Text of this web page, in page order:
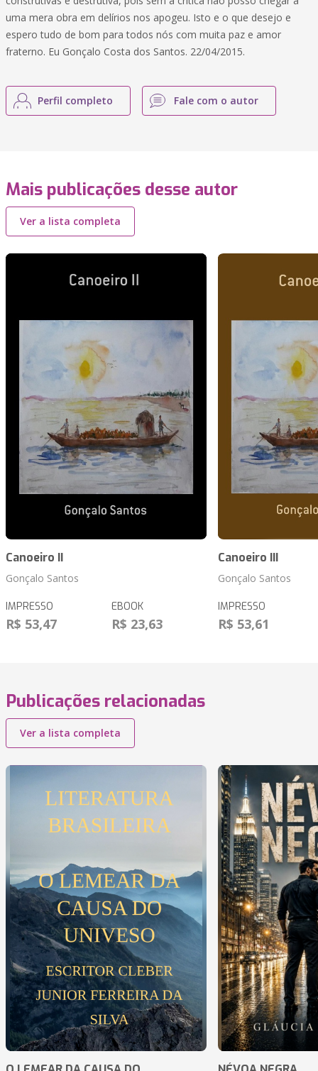
uma mera obra em delírios nos apogeu. Isto e o que desejo e
espero tudo de bom para todos nós com muita paz e amor
fraterno. Eu Gonçalo Costa dos Santos. 22/04/2015.
Perfil completo Fale com o autor
Mais publicações desse autor
Ver a lista completa
Canoeiro II
Gonçalo Santos
IMPRESSO
R$ 53,47
EBOOK
R$ 23,63
Canoeiro III
Gonçalo Santos
IMPRESSO
R$ 53,61
Publicações relacionadas
Ver a lista completa